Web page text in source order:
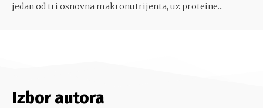
jedan od tri osnovna makronutrijenta, uz proteine...
Izbor autora